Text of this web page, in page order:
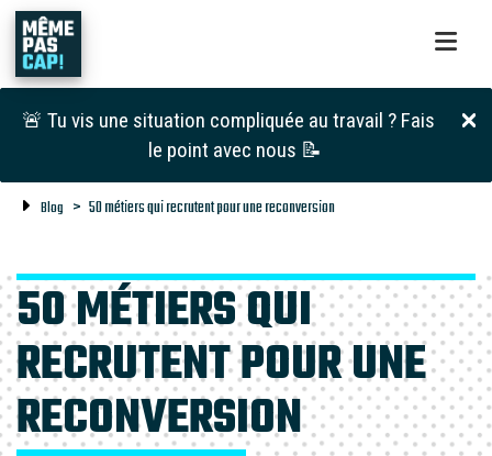
🚨 Tu vis une situation compliquée au travail ? Fais
le point avec nous 📝
Blog 50 métiers qui recrutent pour une reconversion
50 MÉTIERS QUI
RECRUTENT POUR UNE
RECONVERSION